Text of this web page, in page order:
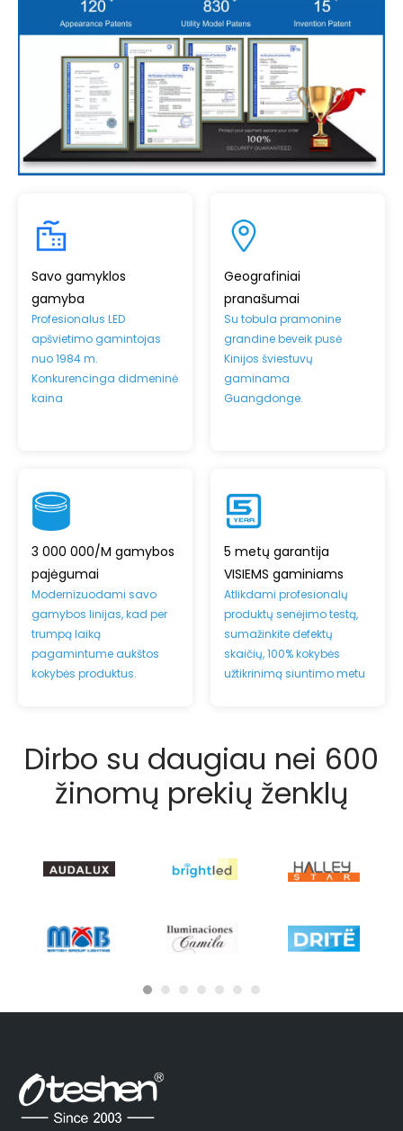
Savo gamyklos
gamyba
Profesionalus LED
apšvietimo gamintojas
nuo 1984 m.
Konkurencinga didmeninė
kaina
Geografiniai
pranašumai
Su tobula pramonine
grandine beveik pusė
Kinijos šviestuvų
gaminama
Guangdonge.
3 000 000/M gamybos
pajėgumai
Modernizuodami savo
gamybos linijas, kad per
trumpą laiką
pagamintume aukštos
kokybės produktus.
5 metų garantija
VISIEMS gaminiams
Atlikdami profesionalų
produktų senėjimo testą,
sumažinkite defektų
skaičių, 100% kokybės
užtikrinimą siuntimo metu
Dirbo su daugiau nei 600
žinomų prekių ženklų